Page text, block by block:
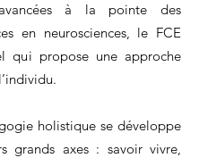
à la pointe des
en neurosciences, le FCE
qui propose une approche
holistique se développe
grands axes : savoir vivre,